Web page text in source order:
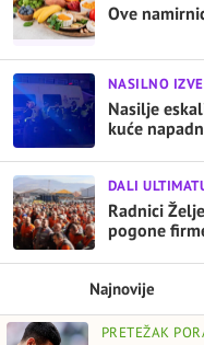
Ove
NASILNO
Nasilje
kuće
DALI
Radnici
pogone
Najnovije
PRETEŽAK